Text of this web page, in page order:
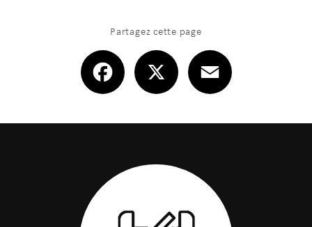
Partagez cette page
Facebook